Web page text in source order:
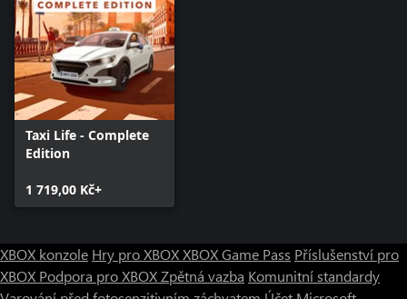
Taxi Life - Complete
Edition
1 719,00 Kč+
XBOX konzole Hry pro XBOXXBOX Game Pass Příslušenství pro
XBOX Podpora pro XBOXZpětná vazba Komunitní standardy